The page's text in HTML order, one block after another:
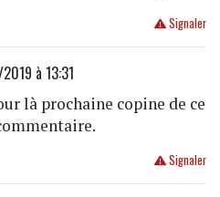
Signaler
à 13:31
là prochaine copine de ce
Signaler